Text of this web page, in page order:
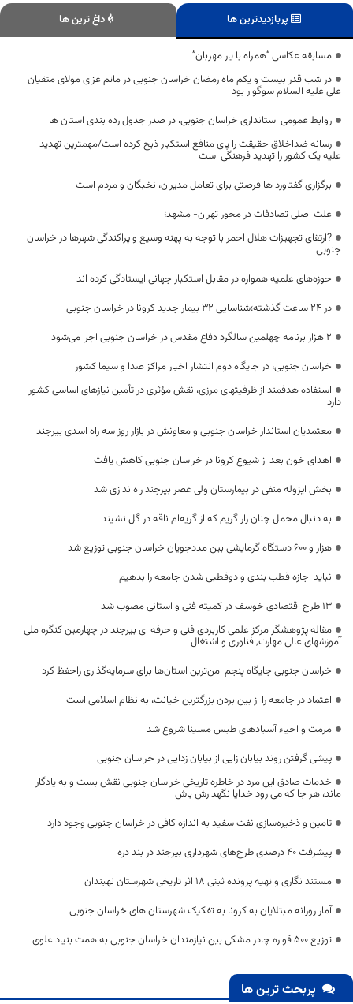
پربازدیدترین ها داغ ترین ها
مسابقه عکاسی “همراه با یار مهربان”
در شب قدر بیست و یکم ماه رمضان خراسان جنوبی در ماتم عزای مولای متقیان
علی علیه السلام سوگوار بود
روابط عمومی استانداری خراسان جنوبی، در صدر جدول رده بندی استان ها
رسانه ضداخلاق حقیقت را پای منافع استکبار ذبح کرده است/مهمترین تهدید
علیه یک کشور را تهدید فرهنگی است
برگزاری گفتاورد ها فرصتی برای تعامل مدیران، نخبگان و مردم است
علت اصلی تصادفات در محور تهران- مشهد؛
?ارتقای تجهیزات هلال احمر با توجه به پهنه وسیع و پراکندگی شهرها در خراسان
جنوبی
حوزه‌های علمیه همواره در مقابل استکبار جهانی ایستادگی کرده اند
در 24 ساعت گذشته؛شناسایی 32 بیمار جدید کرونا در خراسان جنوبی
۲ هزار برنامه چهلمین سالگرد دفاع مقدس در خراسان جنوبی اجرا می‌شود
خراسان جنوبی، در جایگاه دوم انتشار اخبار مراکز صدا و سیما کشور
استفاده هدفمند از ظرفیتهای مرزی، نقش مؤثری در تأمین نیازهای اساسی کشور
دارد
معتمدیان استاندار خراسان جنوبی و معاونش در بازار روز سه راه اسدی بیرجند
اهدای خون بعد از شیوع کرونا در خراسان جنوبی کاهش یافت
بخش ایزوله منفی در بیمارستان ولی‌ عصر بیرجند راه‌اندازی شد
به دنبال محمل چنان زار گریم که از گریه‌ام ناقه در گل نشیند
هزار و ۶۰۰ دستگاه گرمایشی بین مددجویان خراسان جنوبی توزیع شد
نباید اجازه قطب بندی و دوقطبی شدن جامعه را بدهیم
۱۳ طرح اقتصادی خوسف در کمیته فنی و استانی مصوب شد
مقاله پژوهشگر مرکز علمی کاربردی فنی و حرفه ای بیرجند در چهارمین کنگره ملی
آموزشهای عالی مهارت, فناوری و اشتغال
خراسان جنوبی جایگاه پنجم امن‌ترین استان‌ها برای سرمایه‌گذاری راحفظ کرد
اعتماد در جامعه را از بین بردن بزرگترین خیانت، به نظام اسلامی است
مرمت و احیاء آسبادهای طبس مسینا شروع شد
پیشی گرفتن روند بیابان زایی از بیابان زدایی در خراسان جنوبی
خدمات صادق این مرد در خاطره تاریخی خراسان جنوبی نقش بست و به یادگار
ماند، هر جا که می رود خدایا نگهدارش باش
تامین و ذخیره‌سازی نفت سفید به اندازه کافی در خراسان جنوبی وجود دارد
پیشرفت ۴۰ درصدی طرح‌های شهرداری بیرجند در بند دره
مستند نگاری و تهیه پرونده ثبتی 18 اثر تاریخی شهرستان نهبندان
آمار روزانه مبتلایان به کرونا به تفکیک شهرستان های خراسان جنوبی
توزیع ۵۰۰ قواره چادر مشکی بین نیازمندان خراسان جنوبی به همت بنیاد علوی
پربحث ترین ها